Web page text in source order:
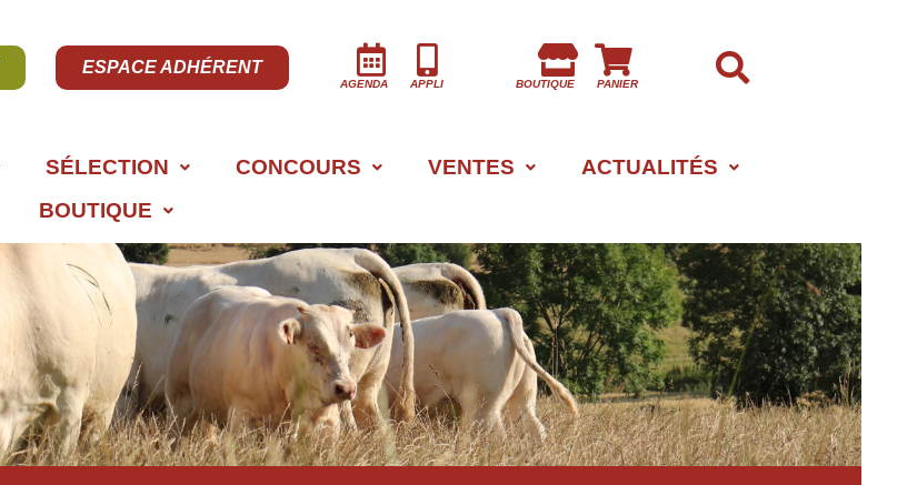
ESPACE ADHÉRENT
AGENDA APPLI BOUTIQUE PANIER
SÉLECTION CONCOURS VENTES
ACTUALITÉS
BOUTIQUE